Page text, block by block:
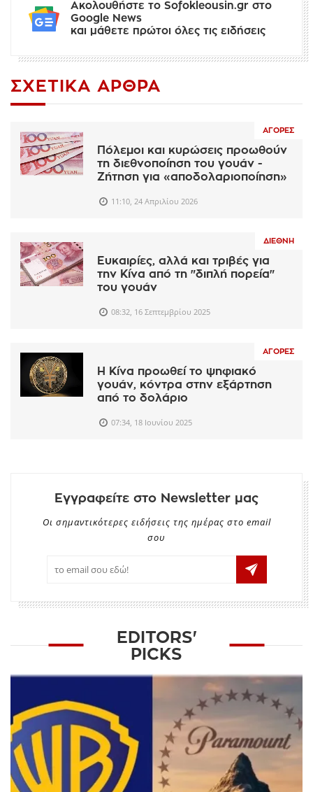
Ακολουθήστε το Sofokleousin.gr στο
Google News
και μάθετε πρώτοι όλες τις ειδήσεις
ΣΧΕΤΙΚΆ ΆΡΘΡΑ
ΑΓΟΡΈΣ
Πόλεμοι και κυρώσεις προωθούν
τη διεθνοποίηση του γουάν -
Ζήτηση για «αποδολαριοποίηση»
11:10, 24 Απριλίου 2026
ΔΙΕΘΝΉ
Ευκαιρίες, αλλά και τριβές για
την Κίνα από τη "διπλή πορεία"
του γουάν
08:32, 16 Σεπτεμβρίου 2025
ΑΓΟΡΈΣ
Η Κίνα προωθεί το ψηφιακό
γουάν, κόντρα στην εξάρτηση
από το δολάριο
07:34, 18 Ιουνίου 2025
Εγγραφείτε στο Newsletter μας
Οι σημαντικότερες ειδήσεις της ημέρας στο email
σου
EDITORS'